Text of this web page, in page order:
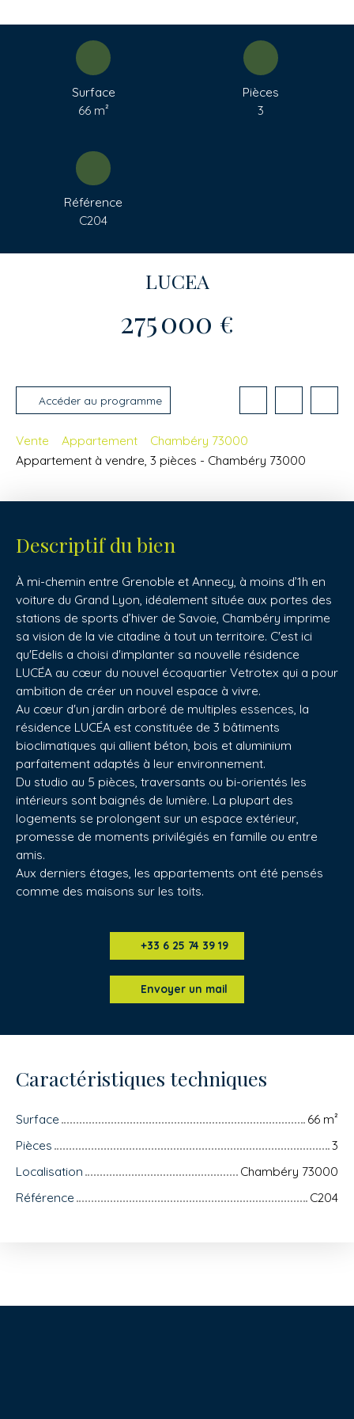
Surface
66 m²
Pièces
3
Référence
C204
LUCEA
275 000 €
Accéder au programme
Vente Appartement
Chambéry 73000
Appartement à vendre, 3 pièces - Chambéry 73000
Descriptif du bien
À mi-chemin entre Grenoble et Annecy, à moins d’1h en
voiture du Grand Lyon, idéalement située aux portes des
stations de sports d’hiver de Savoie, Chambéry imprime
sa vision de la vie citadine à tout un territoire. C'est ici
qu'Edelis a choisi d'implanter sa nouvelle résidence
LUCÉA au cœur du nouvel écoquartier Vetrotex qui a pour
ambition de créer un nouvel espace à vivre.
Au cœur d'un jardin arboré de multiples essences, la
résidence LUCÉA est constituée de 3 bâtiments
bioclimatiques qui allient béton, bois et aluminium
parfaitement adaptés à leur environnement.
Du studio au 5 pièces, traversants ou bi-orientés les
intérieurs sont baignés de lumière. La plupart des
logements se prolongent sur un espace extérieur,
promesse de moments privilégiés en famille ou entre
amis.
Aux derniers étages, les appartements ont été pensés
comme des maisons sur les toits.
+33 6 25 74 39 19
Envoyer un mail
Caractéristiques techniques
Surface 66 m²
Pièces
3
Localisation
Chambéry 73000
Référence
C204